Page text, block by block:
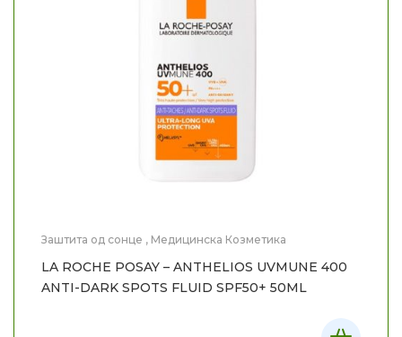
Заштита од сонце , Медицинска Козметика
LA ROCHE POSAY – ANTHELIOS UVMUNE 400
ANTI-DARK SPOTS FLUID SPF50+ 50ML